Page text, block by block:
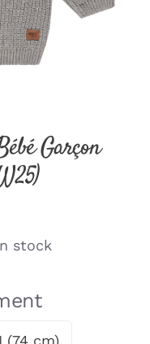
Garçon
stock
(74 cm)